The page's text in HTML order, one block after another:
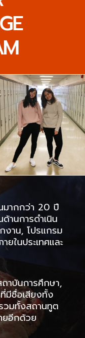
มากกว่า 20 ปี
านการดำเนิน
งาน, โปรแกรม
ยในประเทศและ
าบันการศึกษา,
มีชื่อเสียงทั้ง
วมทั้งสถานทูต
ยอีกด้วย